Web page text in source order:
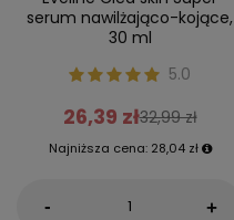
serum nawilżająco-kojące,
30 ml
5.0
26,39 zł32,99 zł
Najniższa cena: 28,04 zł
- +